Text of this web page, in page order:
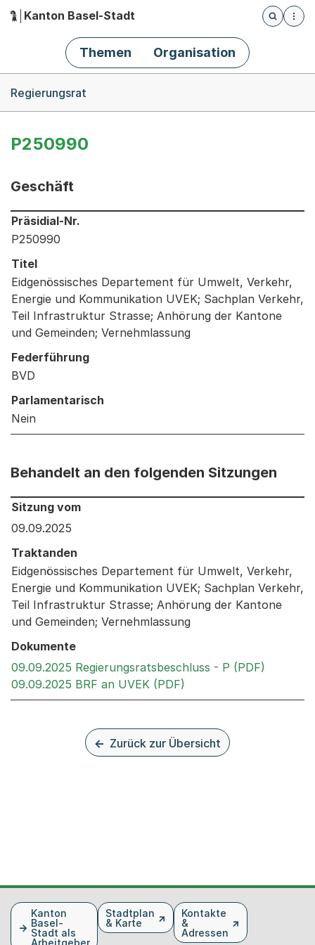
Hauptnavigation
Kanton Basel-Stadt
Öffnet
Themen Organisation
Regierungsrat
P250990
Geschäft
Informationen zum Ausgewählten Geschäft
Präsidial-Nr.
P250990
Titel
Eidgenössisches Departement für Umwelt, Verkehr,
Energie und Kommunikation UVEK; Sachplan Verkehr,
Teil Infrastruktur Strasse; Anhörung der Kantone
und Gemeinden; Vernehmlassung
Federführung
BVD
Parlamentarisch
Nein
Behandelt an den folgenden Sitzungen
Behandelt an den folgenden Sitzungen: Informationen
Sitzung vom
09.09.2025
Traktanden
Eidgenössisches Departement für Umwelt, Verkehr,
Energie und Kommunikation UVEK; Sachplan Verkehr,
Teil Infrastruktur Strasse; Anhörung der Kantone
und Gemeinden; Vernehmlassung
Dokumente
09.09.2025 Regierungsratsbeschluss - P (PDF)
09.09.2025 BRF an UVEK (PDF)
Zurück zur Übersicht
FusszeileKanton
Basel-
Stadt als
Arbeitgeber
Stadtplan
& Karte
Kontakte
&
Adressen